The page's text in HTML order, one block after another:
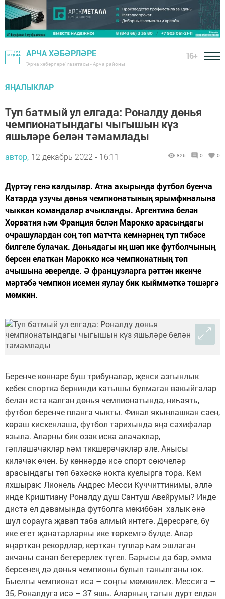
АРЧА ХӘБӘРЛӘРЕ
"Арча хәбәрләре" газетасы - Арча районы
16+
ЯҢАЛЫКЛАР
Туп батмый ул елгада: Роналду дөнья
чемпионатындагы чыгышын күз
яшьләре белән тәмамлады
автор, 12 декабрь 2022 - 16:11 826 0 0
Дүртәү генә калдылар. Атна ахырында футбол буенча
Катарда узучы дөнья чемпионатының ярымфиналына
чыккан командалар ачыкланды. Аргентина белән
Хорватия һәм Франция белән Марокко арасындагы
очрашулардан соң төп матчта кемнәрнең туп тибәсе
билгеле булачак. Дөньядагы иң шәп ике футболчының
берсен елаткан Марокко исә чемпионатның төп
ачышына әверелде. Ә французларга рәттән икенче
мәртәбә чемпион исемен яулау бик кыйммәткә төшәргә
мөмкин.
Беренче көннәре буш трибуналар, җенси азгынлык
кебек спортка бернинди катышы булмаган вакыйгалар
белән истә калган дөнья чемпионатында, ниһаять,
футбол беренче планга чыкты. Финал якынлашкан саен,
көрәш кискенләшә, футбол тарихында яңа сәхифәләр
языла. Аларны бик озак искә алачаклар,
гәпләшәчәкләр һәм тикшерәчәкләр әле. Анысы
киләчәк өчен. Бу көннәрдә исә спорт сөючеләр
арасындагы төп бәхәскә нокта куелырга тора. Кем
яхшырак: Лионель Андрес Месси Куччиттинимы, әллә
инде Криштиану Роналду душ Сантуш Авейрумы? Инде
дистә ел дәвамында футболга мөкиббән халык әнә
шул сорауга җавап таба алмый интегә. Дөресрәге, бу
ике егет җанатарларны ике төркемгә бүлде. Алар
яңарткан рекордлар, керткән туплар һәм эшләгән
акчаны санап бетерерлек түгел. Барысы да бар, әмма
берсенең дә дөнья чемпионы булып танылганы юк.
Быелгы чемпионат исә – соңгы мөмкинлек. Мессига –
35, Роналдуга исә – 37 яшь. Аларның тагын дүрт елдан